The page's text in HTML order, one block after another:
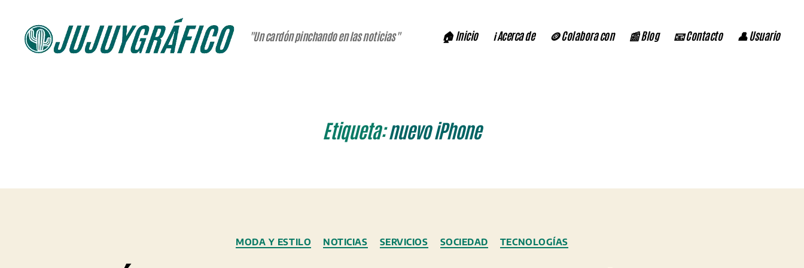
"Un cardón pinchando en las noticias" 🏠 Inicio ℹ️ Acerca de 🪙 Colabora con 📰 Blog 📧 Contacto 👤 Usuario
Etiqueta: nuevo iPhone
Categorías
MODA Y ESTILO NOTICIAS SERVICIOS SOCIEDAD TECNOLOGÍAS